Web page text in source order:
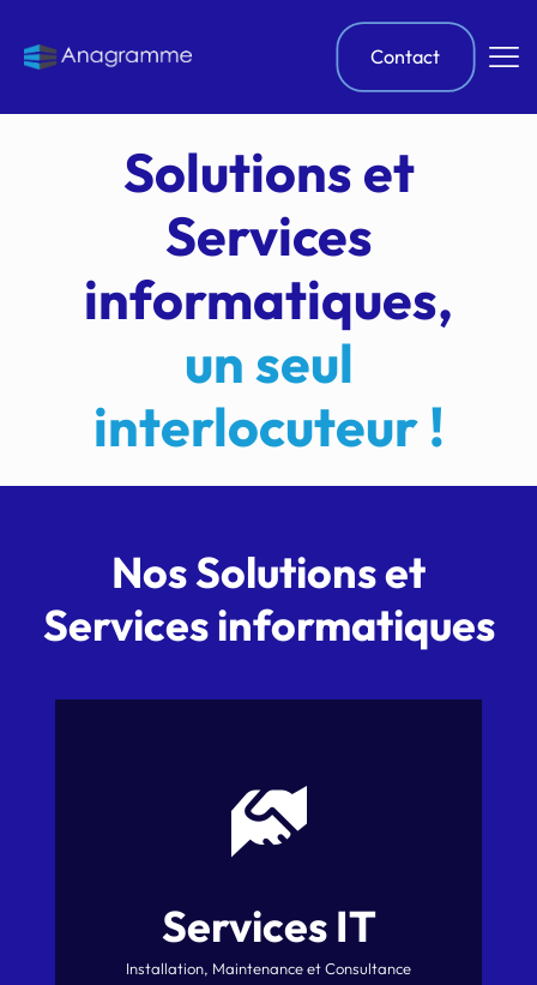
Contact
Solutions et
Services
informatiques,
un seul
interlocuteur !
Nos Solutions et
Services informatiques
Services IT
Installation, Maintenance et Consultance